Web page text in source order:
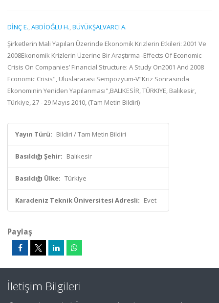
DİNÇ E.,ABDİOĞLU H.,BÜYÜKŞALVARCI A.
Şirketlerin Mali Yapıları Üzerinde Ekonomik Krizlerin Etkileri: 2001 Ve
2008Ekonomik Krizlerin Üzerine Bir Araştırma -Effects Of Economic
Crisis On Companies’ Financial Structure: A Study On2001 And 2008
Economic Crisis", Uluslararası Sempozyum-V”Kriz Sonrasında
Ekonominin Yeniden Yapılanması",BALIKESİR, TÜRKIYE, Balıkesir,
Türkiye, 27 - 29 Mayıs 2010, (Tam Metin Bildiri)
Yayın Türü: Bildiri / Tam Metin Bildiri
Basıldığı Şehir: Balıkesir
Basıldığı Ülke: Türkiye
Karadeniz Teknik Üniversitesi Adresli: Evet
Paylaş
İletişim Bilgileri